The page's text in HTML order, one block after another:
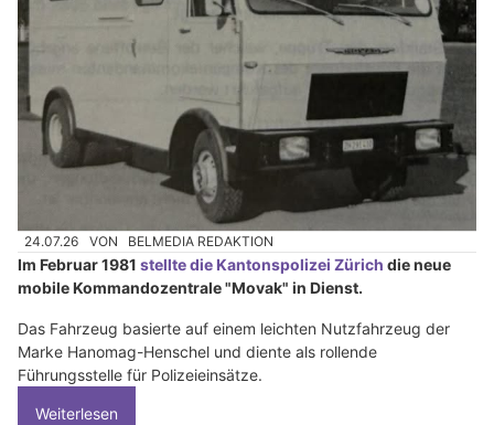
24.07.26 VON BELMEDIA REDAKTION
Im Februar 1981 stellte die Kantonspolizei Zürich die neue
mobile Kommandozentrale "Movak" in Dienst.
Das Fahrzeug basierte auf einem leichten Nutzfahrzeug der
Marke Hanomag-Henschel und diente als rollende
Führungsstelle für Polizeieinsätze.
Weiterlesen